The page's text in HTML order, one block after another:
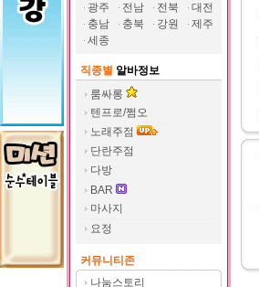
광주
전남 전북
대전
충남
충북 강원
제주
세종
직종별 알바정보
룸싸롱
텐프로/쩜오
노래주점
단란주점
다방
BAR
마사지
요정
커뮤니티존
나눔스토리